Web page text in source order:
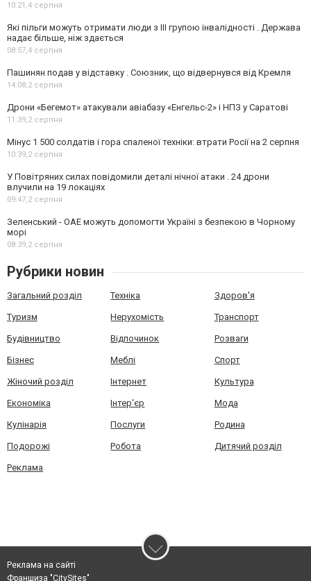
10:21,4 серпня
Які пільги можуть отримати люди з III групою інвалідності . Держава
надає більше, ніж здається
08:57,4 серпня
Пашинян подав у відставку . Союзник, що відвернувся від Кремля
14:08,2 серпня
Дрони «Бегемот» атакували авіабазу «Енгельс-2» і НПЗ у Саратові
11:39,2 серпня
Мінус 1 500 солдатів і гора спаленої техніки: втрати Росії на 2 серпня
10:39,2 серпня
У Повітряних силах повідомили деталі нічної атаки . 24 дрони
влучили на 19 локаціях
09:47,2 серпня
Зеленський - ОАЕ можуть допомогти Україні з безпекою в Чорному
морі
08:39,2 серпня
Рубрики новин
Загальний розділ Техніка Здоров'я
Туризм Нерухомість Транспорт
Будівництво Відпочинок Розваги
Бізнес Меблі Спорт
Жіночий розділ Інтернет Культура
Економіка Інтер'єр Мода
Кулінарія Послуги Родина
Подорожі Робота Дитячий розділ
Реклама
Реклама на сайті
Франшиза "CitySites"